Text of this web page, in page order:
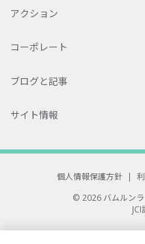
アクション
コーポレート
ブログと記事
サイト情報
個人情報保護方針 |
© 2026 バムルン